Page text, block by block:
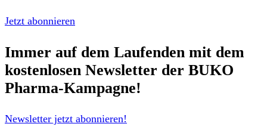
Jetzt abonnieren
Immer auf dem Laufenden mit dem
kostenlosen Newsletter der BUKO
Pharma-Kampagne!
Newsletter jetzt abonnieren!